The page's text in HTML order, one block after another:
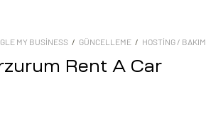
MY BUSINESS / GÜNCELLEME / HOSTING / BAKIM
Rent A Car